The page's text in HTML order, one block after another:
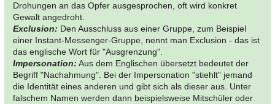
Drohungen an das Opfer ausgesprochen, oft wird konkret
Gewalt angedroht.
Exclusion: Den Ausschluss aus einer Gruppe, zum Beispiel
einer Instant-Messenger-Gruppe, nennt man Exclusion - das ist
das englische Wort für "Ausgrenzung".
Impersonation: Aus dem Englischen übersetzt bedeutet der
Begriff "Nachahmung". Bei der Impersonation "stiehlt" jemand
die Identität eines anderen und gibt sich als dieser aus. Unter
falschem Namen werden dann beispielsweise Mitschüler oder